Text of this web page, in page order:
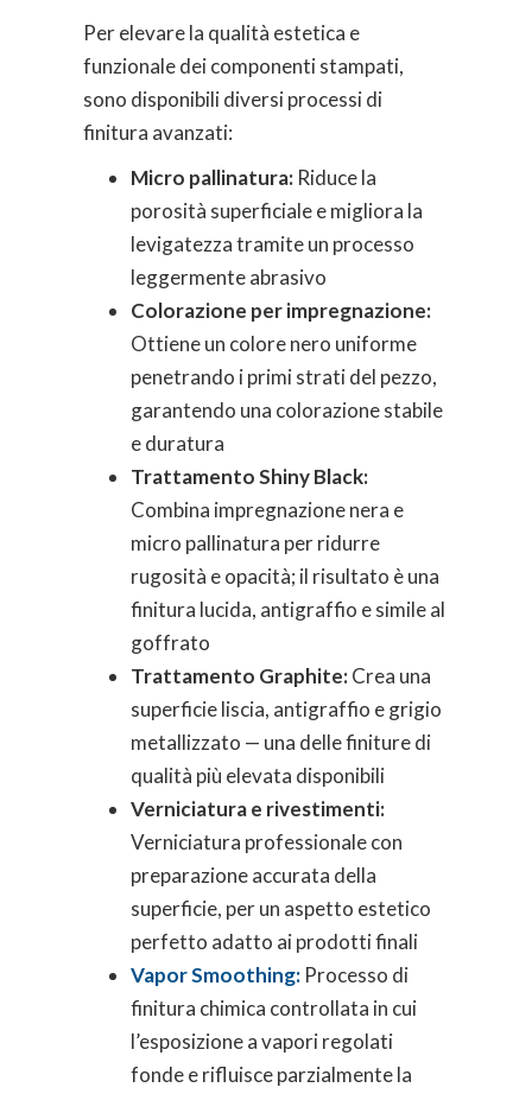
Per elevare la qualità estetica e
funzionale dei componenti stampati,
sono disponibili diversi processi di
finitura avanzati:
Micro pallinatura: Riduce la
porosità superficiale e migliora la
levigatezza tramite un processo
leggermente abrasivo
Colorazione per impregnazione:
Ottiene un colore nero uniforme
penetrando i primi strati del pezzo,
garantendo una colorazione stabile
e duratura
Trattamento Shiny Black:
Combina impregnazione nera e
micro pallinatura per ridurre
rugosità e opacità; il risultato è una
finitura lucida, antigraffio e simile al
goffrato
Trattamento Graphite:Crea una
superficie liscia, antigraffio e grigio
metallizzato — una delle finiture di
qualità più elevata disponibili
Verniciatura e rivestimenti:
Verniciatura professionale con
preparazione accurata della
superficie, per un aspetto estetico
perfetto adatto ai prodotti finali
Vapor Smoothing: Processo di
finitura chimica controllata in cui
l’esposizione a vapori regolati
fonde e rifluisce parzialmente la